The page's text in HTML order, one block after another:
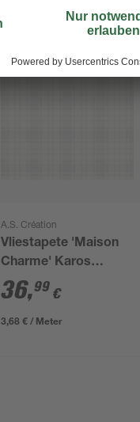
A.S. Création
Vliestapete 'Maison
Charme' Karos
Landhausstil
blau/grau 0,53 x 10,05
m
36,99 €
3,68 € / Meter